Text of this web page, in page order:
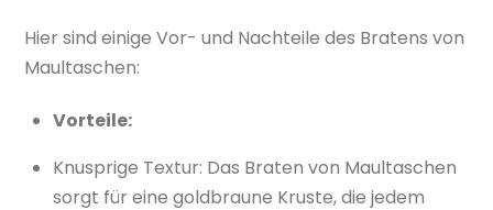
Hier sind einige Vor- und Nachteile des Bratens von
Maultaschen:
Vorteile:
Knusprige Textur: Das Braten von Maultaschen
sorgt für eine goldbraune Kruste, die jedem